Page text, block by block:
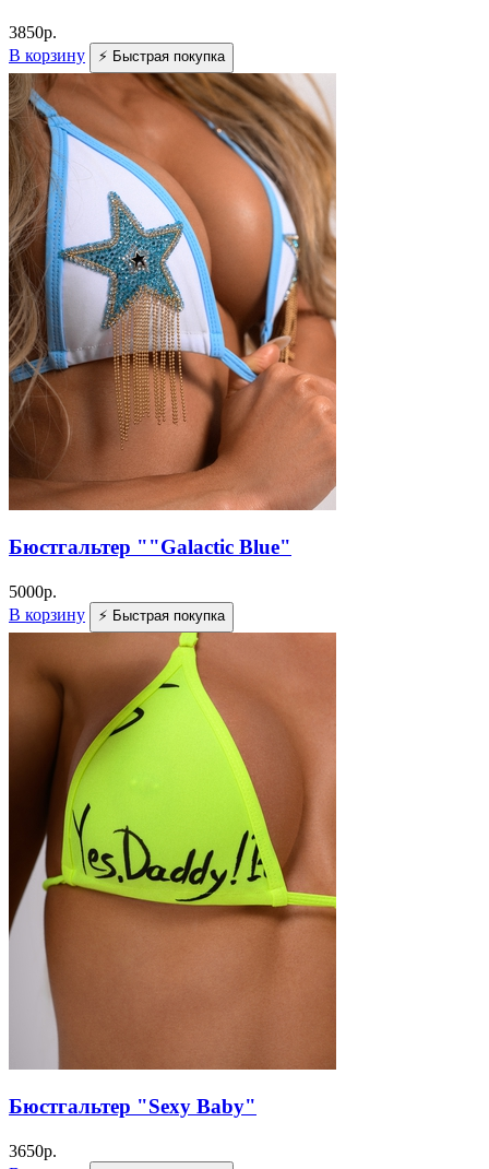
3850р.
В корзину
⚡ Быстрая покупка
Бюстгальтер ""Galactic Blue"
5000р.
В корзину
⚡ Быстрая покупка
Бюстгальтер "Sexy Baby"
3650р.